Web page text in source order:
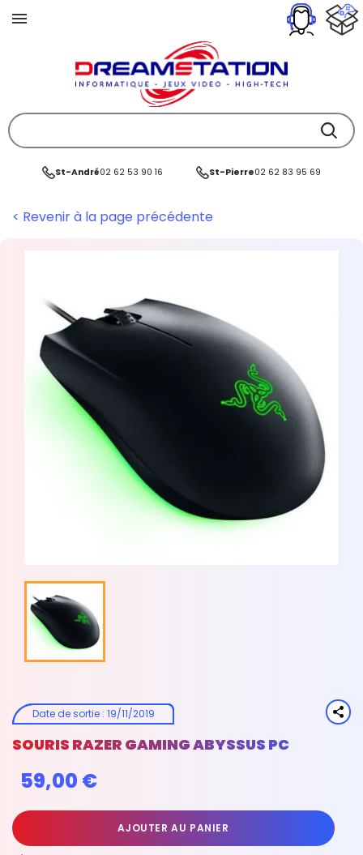
St-André02 62 53 90 16 St-Pierre02 62 83 95 69
< Revenir à la page précédente
Date de sortie: 19/11/2019
SOURIS RAZER GAMING ABYSSUS PC
59,00 €
AJOUTER AU PANIER